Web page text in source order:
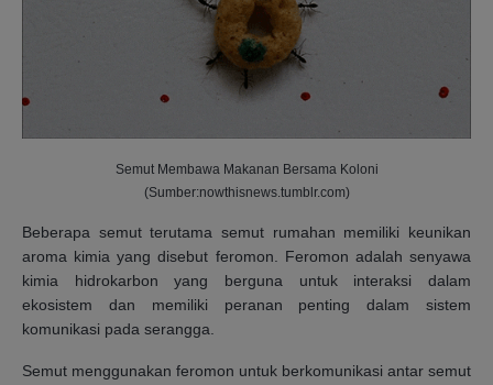
Semut Membawa Makanan Bersama Koloni
(Sumber:nowthisnews.tumblr.com)
Beberapa semut terutama semut rumahan memiliki keunikan
aroma kimia yang disebut feromon. Feromon adalah senyawa
kimia hidrokarbon yang berguna untuk interaksi dalam
ekosistem dan memiliki peranan penting dalam sistem
komunikasi pada serangga.
Semut menggunakan feromon untuk berkomunikasi antar semut